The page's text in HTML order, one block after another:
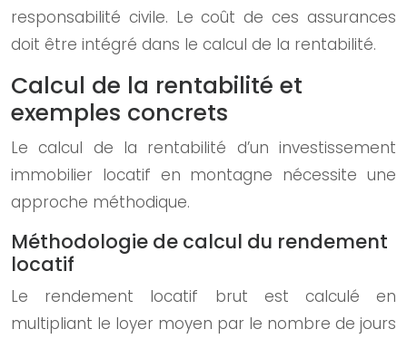
responsabilité civile. Le coût de ces assurances
doit être intégré dans le calcul de la rentabilité.
Calcul de la rentabilité et
exemples concrets
Le calcul de la rentabilité d’un investissement
immobilier locatif en montagne nécessite une
approche méthodique.
Méthodologie de calcul du rendement
locatif
Le rendement locatif brut est calculé en
multipliant le loyer moyen par le nombre de jours